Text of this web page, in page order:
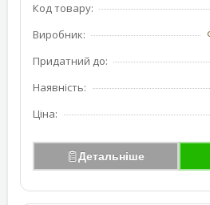
Код товару:
Виробник:
Придатний до:
Наявність:
Ціна:
Детальніше